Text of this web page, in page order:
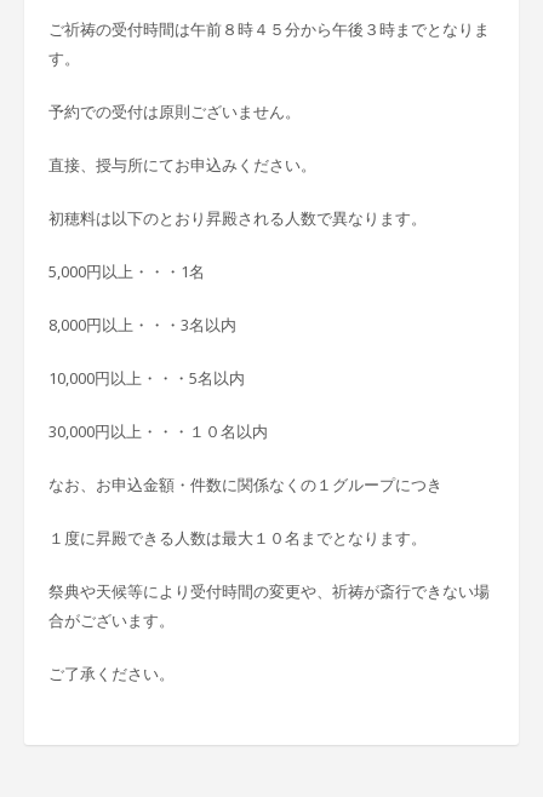
ご祈祷の受付時間は午前８時４５分から午後３時までとなりま
す。
予約での受付は原則ございません。
直接、授与所にてお申込みください。
初穂料は以下のとおり昇殿される人数で異なります。
5,000円以上・・・1名
8,000円以上・・・3名以内
10,000円以上・・・5名以内
30,000円以上・・・１０名以内
なお、お申込金額・件数に関係なくの１グループにつき
１度に昇殿できる人数は最大１０名までとなります。
祭典や天候等により受付時間の変更や、祈祷が斎行できない場
合がございます。
ご了承ください。